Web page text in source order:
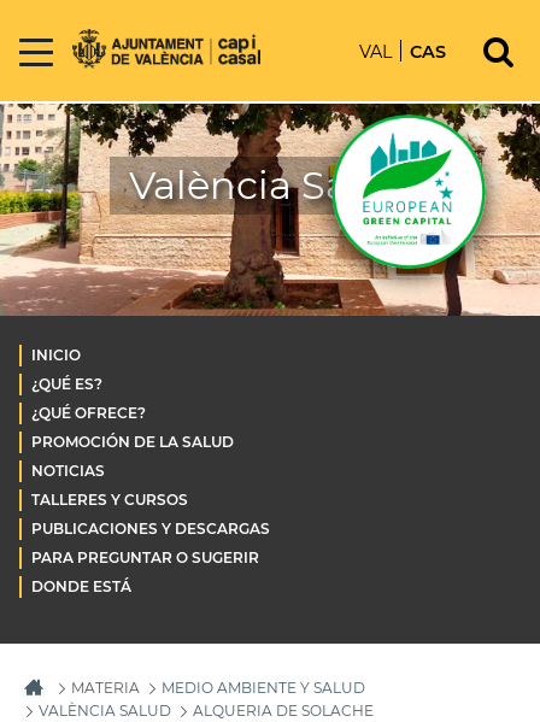
VAL CAS
València Salud
INICIO
¿QUÉ ES?
¿QUÉ OFRECE?
PROMOCIÓN DE LA SALUD
NOTICIAS
TALLERES Y CURSOS
PUBLICACIONES Y DESCARGAS
PARA PREGUNTAR O SUGERIR
DONDE ESTÁ
MATERIA
MEDIO AMBIENTE Y SALUD
VALÈNCIA SALUD
ALQUERIA DE SOLACHE